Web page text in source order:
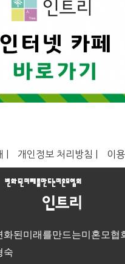
| 개인정보 처리방침 | 이
화된미래를만드는미혼모협
숙